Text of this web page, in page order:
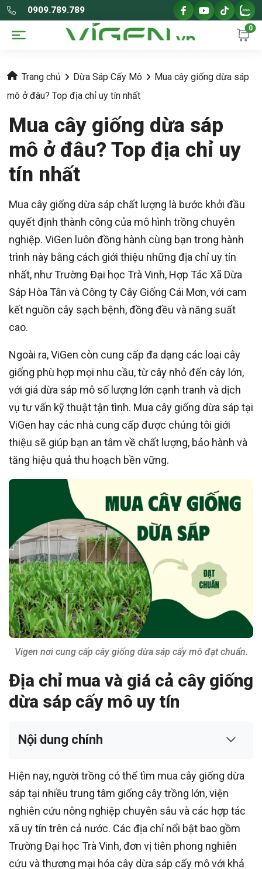
0909.789.789
0
Trang chủ Dừa Sáp Cấy Mô
Mua cây giống dừa sáp
mô ở đâu? Top địa chỉ uy tín nhất
Mua cây giống dừa sáp
mô ở đâu? Top địa chỉ uy
tín nhất
Mua cây giống dừa sáp chất lượng là bước khởi đầu
quyết định thành công của mô hình trồng chuyên
nghiệp. ViGen luôn đồng hành cùng bạn trong hành
trình này bằng cách giới thiệu những địa chỉ uy tín
nhất, như Trường Đại học Trà Vinh, Hợp Tác Xã Dừa
Sáp Hòa Tân và Công ty Cây Giống Cái Mơn, với cam
kết nguồn cây sạch bệnh, đồng đều và năng suất
cao.
Ngoài ra, ViGen còn cung cấp đa dạng các loại cây
giống phù hợp mọi nhu cầu, từ cây nhỏ đến cây lớn,
với giá dừa sáp mô số lượng lớn cạnh tranh và dịch
vụ tư vấn kỹ thuật tận tình. Mua cây giống dừa sáp tại
ViGen hay các nhà cung cấp được chúng tôi giới
thiệu sẽ giúp bạn an tâm về chất lượng, bảo hành và
tăng hiệu quả thu hoạch bền vững.
Vigen nơi cung cấp cây giống dừa sáp cấy mô đạt chuẩn.
Địa chỉ mua và giá cả cây giống
dừa sáp cấy mô uy tín
Nội dung chính
Hiện nay, người trồng có thể tìm mua cây giống dừa
sáp tại nhiều trung tâm giống cây trồng lớn, viện
nghiên cứu nông nghiệp chuyên sâu và các hợp tác
xã uy tín trên cả nước. Các địa chỉ nổi bật bao gồm
Trường Đại học Trà Vinh, đơn vị tiên phong nghiên
cứu và thương mại hóa cây dừa sáp cấy mô với khả